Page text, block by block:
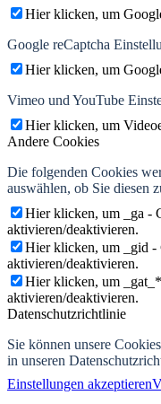
Hier klicken, um
Google reCaptcha
Hier klicken, um
Vimeo und YouTube
Hier klicken, um
Andere Cookies
Die folgenden Cookies
auswählen, ob Sie diesen
Hier klicken, um _ga -
aktivieren/deaktivieren.
Hier klicken, um _gid -
aktivieren/deaktivieren.
Hier klicken, um
aktivieren/deaktivieren.
Datenschutzrichtlinie
Sie können unsere
in unseren
Einstellungen akzeptieren